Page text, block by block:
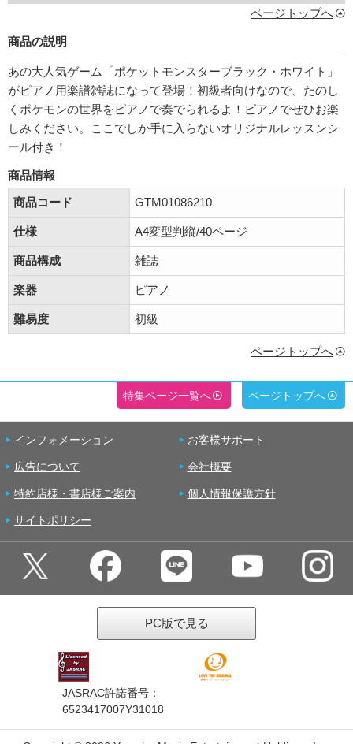
ページトップへ
商品の説明
あの大人気ゲーム「ポケットモンスターブラック・ホワイト」
がピアノ用楽譜雑誌になって登場！初級者向けなので、たのし
くポケモンの世界をピアノで奏でられるよ！ピアノでぜひお楽
しみください。ここでしか手に入らないオリジナルレッスンシ
ール付き！
商品情報
商品コード
GTM01086210
仕様 A4変型判縦/40ページ
商品構成 雑誌
楽器 ピアノ
難易度 初級
ページトップへ
特集ページ一覧へ ページトップへ
インフォメーション お客様サポート
広告について 会社概要
特約店様・書店様ご案内 個人情報保護方針
サイトポリシー
PC版で見る
JASRAC許諾番号：
6523417007Y31018